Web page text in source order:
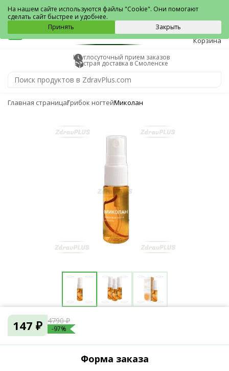
Смоленск
0
Корзина
Круглосуточный прием заказов
Быстрая доставка в Смоленске
Главная страницаГрибок ногтейМиколан
147 ₽ 4790 ₽
-97%
Форма заказа
На нашем сайте используются файлы "Cookie". Они помогают
сделать сайт быстрее и удобнее.
Принять
Закрыть